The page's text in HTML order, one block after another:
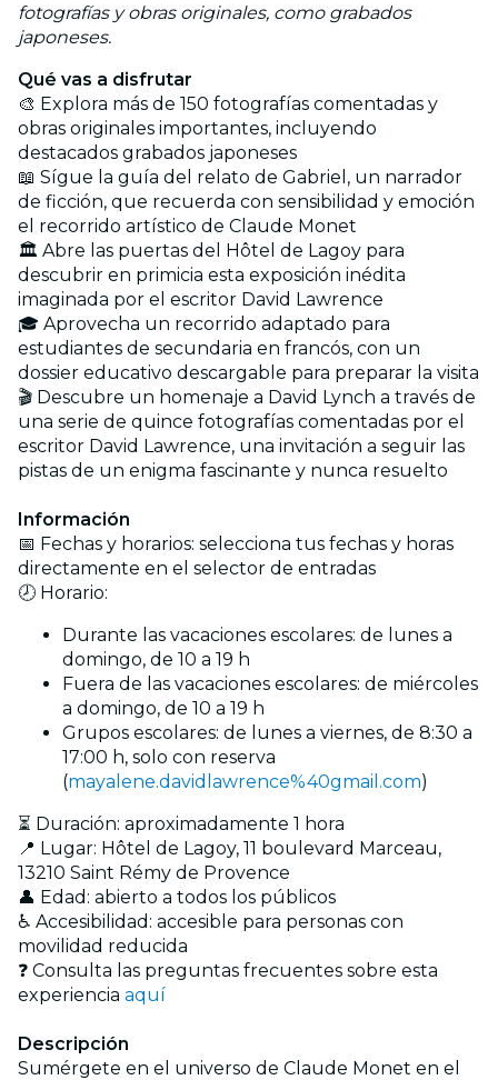
fotografías y obras originales, como grabados
japoneses.
Qué vas a disfrutar
🎨 Explora más de 150 fotografías comentadas y
obras originales importantes, incluyendo
destacados grabados japoneses
📖 Sígue la guía del relato de Gabriel, un narrador
de ficción, que recuerda con sensibilidad y emoción
el recorrido artístico de Claude Monet
🏛️ Abre las puertas del Hôtel de Lagoy para
descubrir en primicia esta exposición inédita
imaginada por el escritor David Lawrence
🎓 Aprovecha un recorrido adaptado para
estudiantes de secundaria en francós, con un
dossier educativo descargable para preparar la visita
🎬 Descubre un homenaje a David Lynch a través de
una serie de quince fotografías comentadas por el
escritor David Lawrence, una invitación a seguir las
pistas de un enigma fascinante y nunca resuelto
Información
📅 Fechas y horarios: selecciona tus fechas y horas
directamente en el selector de entradas
🕗 Horario:
Durante las vacaciones escolares: de lunes a
domingo, de 10 a 19 h
Fuera de las vacaciones escolares: de miércoles
a domingo, de 10 a 19 h
Grupos escolares: de lunes a viernes, de 8:30 a
17:00 h, solo con reserva
(mayalene.davidlawrence%40gmail.com)
⏳ Duración: aproximadamente 1 hora
📍 Lugar: Hôtel de Lagoy, 11 boulevard Marceau,
13210 Saint Rémy de Provence
👤 Edad: abierto a todos los públicos
♿ Accesibilidad: accesible para personas con
movilidad reducida
❓ Consulta las preguntas frecuentes sobre esta
experiencia aquí
Descripción
Sumérgete en el universo de Claude Monet en el